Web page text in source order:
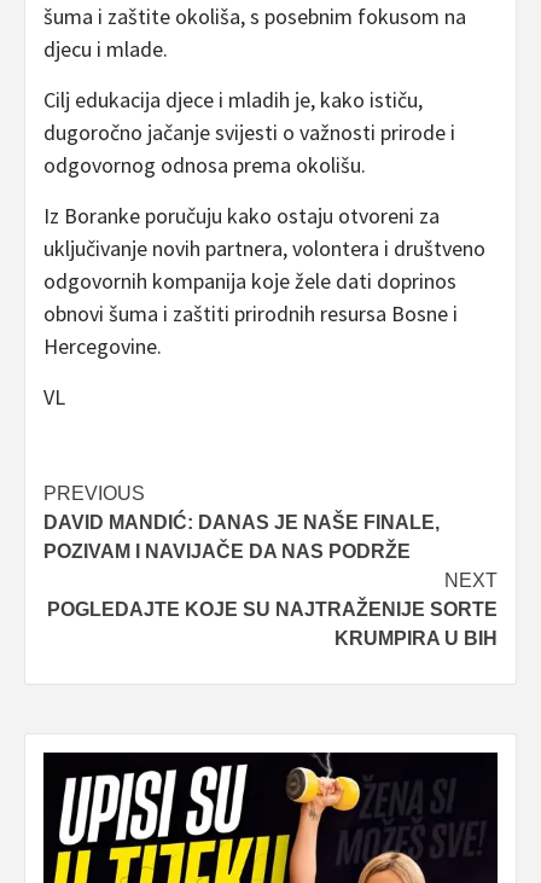
šuma i zaštite okoliša, s posebnim fokusom na
djecu i mlade.
Cilj edukacija djece i mladih je, kako ističu,
dugoročno jačanje svijesti o važnosti prirode i
odgovornog odnosa prema okolišu.
Iz Boranke poručuju kako ostaju otvoreni za
uključivanje novih partnera, volontera i društveno
odgovornih kompanija koje žele dati doprinos
obnovi šuma i zaštiti prirodnih resursa Bosne i
Hercegovine.
VL
Post
navigation
PREVIOUS
DAVID MANDIĆ: DANAS JE NAŠE FINALE,
POZIVAM I NAVIJAČE DA NAS PODRŽE
NEXT
POGLEDAJTE KOJE SU NAJTRAŽENIJE SORTE
KRUMPIRA U BIH